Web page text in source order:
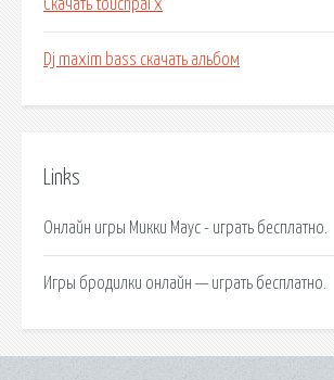
Скачать touchpal x
Dj maxim bass скачать альбом
Links
Онлайн игры Микки Маус - играть бесплатно.
Игры бродилки онлайн — играть бесплатно.